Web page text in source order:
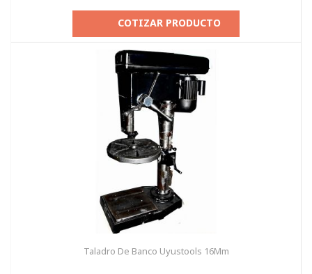
COTIZAR PRODUCTO
Taladro De Banco Uyustools 16Mm